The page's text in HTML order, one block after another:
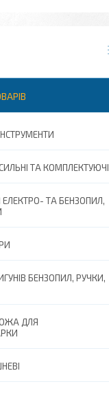
ТА КОМПЛЕКТУЮЧІ
ЕЛЕКТРО- ТА БЕНЗОПИЛ,
БЕНЗОПИЛ, РУЧКИ,
ДЛЯ